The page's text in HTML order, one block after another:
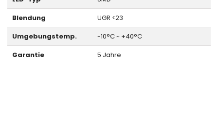
Blendung
UGR <23
Umgebungstemp.
-10°C ~ +40°C
Garantie
5 Jahre